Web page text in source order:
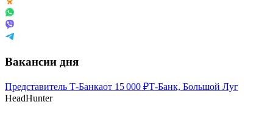
Вакансии дня
Представитель Т-Банкаот 15 000 ₽Т-Банк, Большой Луг
HeadHunter